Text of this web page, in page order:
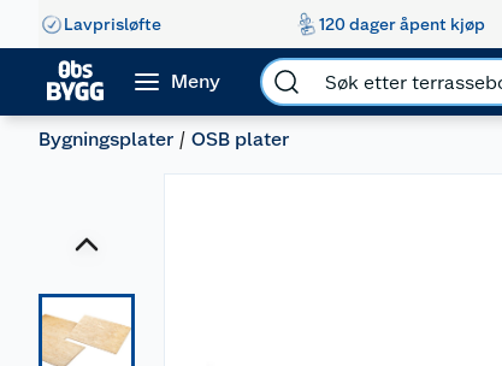
Lavprisløfte 120 dager åpent kjøp
Meny
Bygningsplater OSB plater